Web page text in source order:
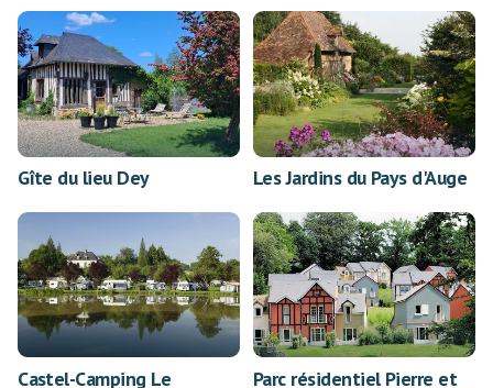
Gîte du lieu Dey Les Jardins du Pays d'Auge
Castel-Camping Le
Parc résidentiel Pierre et